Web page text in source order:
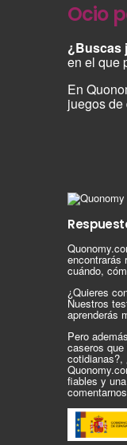
Ocio
¿Buscas
en el que
En
juegos
encontrarás
cuándo,
¿Quieres
Nuestros
aprenderás
Pero
caseros
fiables y